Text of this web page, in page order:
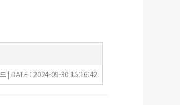
| DATE : 2024-09-30 15:16:42